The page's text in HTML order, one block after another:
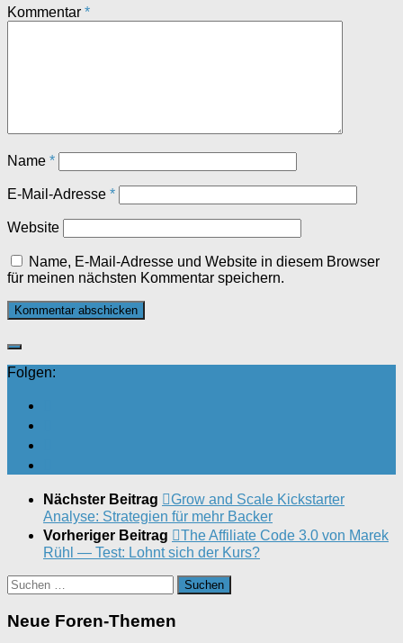
Kommentar *
Name *
E-Mail-Adresse *
Website
Name, E-Mail-Adresse und Website in diesem Browser
für meinen nächsten Kommentar speichern.
Folgen:
Nächster Beitrag
Grow and Scale Kickstarter
Analyse: Strategien für mehr Backer
Vorheriger Beitrag
The Affiliate Code 3.0 von Marek
Rühl — Test: Lohnt sich der Kurs?
Suchen
nach:
Neue Foren-Themen